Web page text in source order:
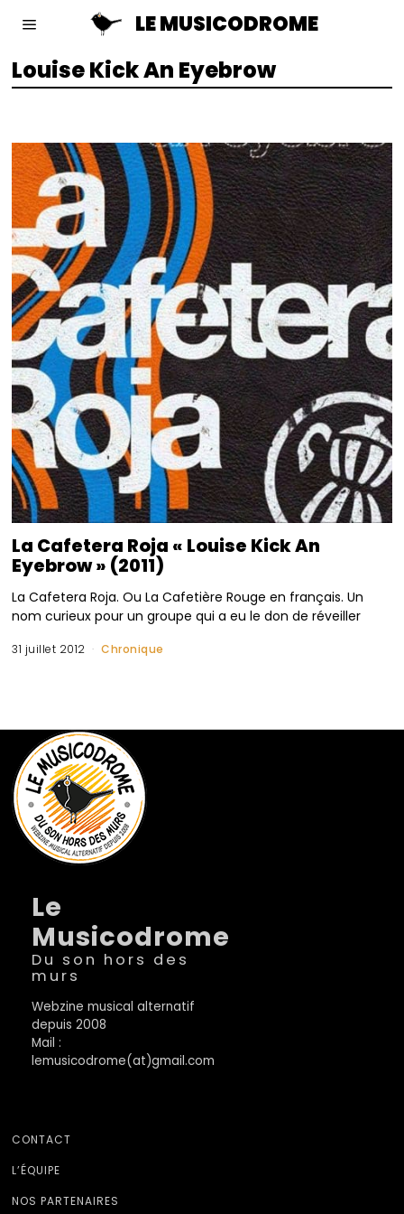
LE MUSICODROME
Louise Kick An Eyebrow
La Cafetera Roja « Louise Kick An
Eyebrow » (2011)
La Cafetera Roja. Ou La Cafetière Rouge en français. Un
nom curieux pour un groupe qui a eu le don de réveiller
31 juillet 2012 Chronique
Le
Musicodrome
Du son hors des
murs
Webzine musical alternatif
depuis 2008
Mail :
lemusicodrome(at)gmail.com
CONTACT
L’ÉQUIPE
NOS PARTENAIRES